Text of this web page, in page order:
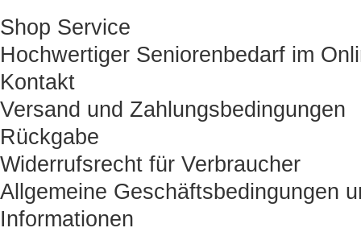
Shop Service
Hochwertiger Seniorenbedarf im
Kontakt
Versand und Zahlungsbedingungen
Rückgabe
Widerrufsrecht für Verbraucher
Allgemeine Geschäftsbedingungen
Informationen